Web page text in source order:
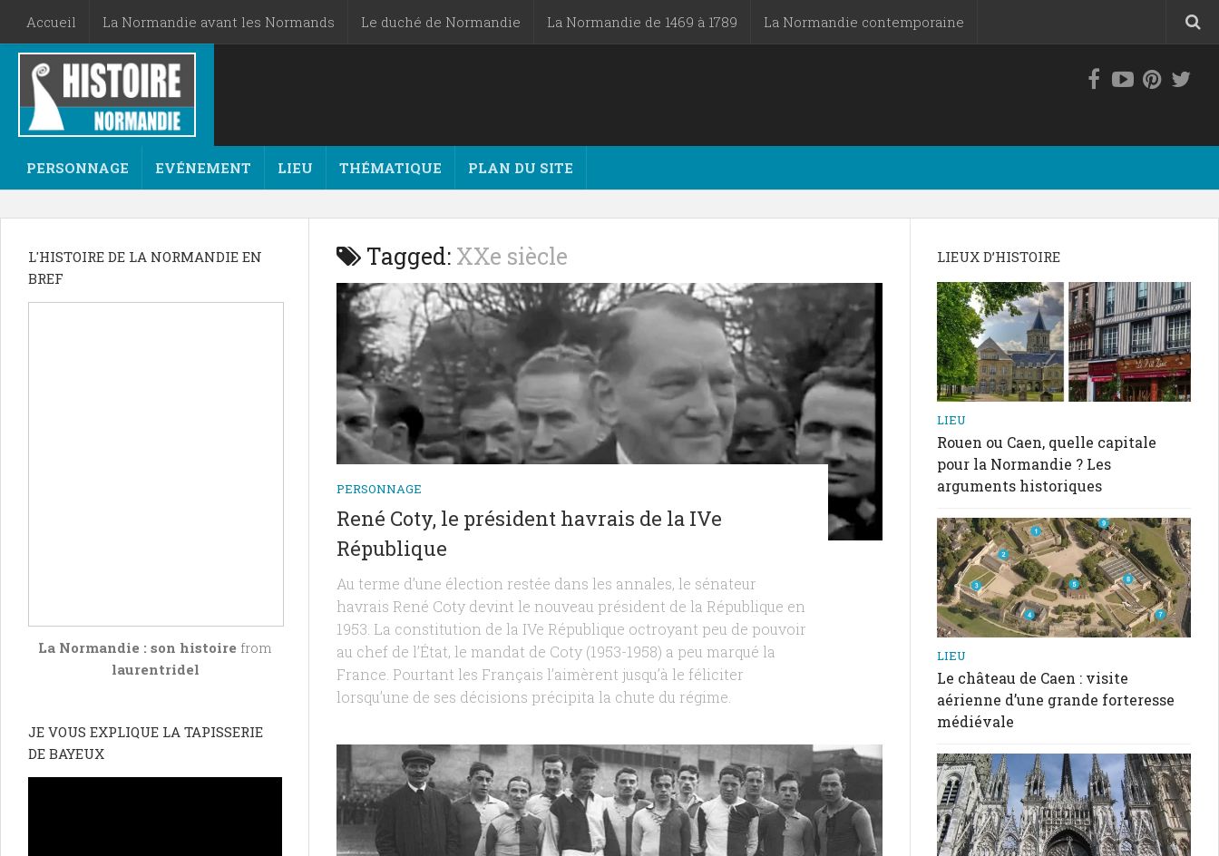
Accueil La Normandie avant les Normands Le duché de Normandie La Normandie de 1469 à 1789 La Normandie contemporaine
PERSONNAGE EVÉNEMENT LIEU THÉMATIQUE PLAN DU SITE
Tagged: XXe siècle
PERSONNAGE
René Coty, le président havrais de la IVe
République
Au terme d’une élection restée dans les annales, le sénateur
havrais René Coty devint le nouveau président de la République en
1953. La constitution de la IVe République octroyant peu de pouvoir
au chef de l’État, le mandat de Coty (1953-1958) a peu marqué la
France. Pourtant les Français l’aimèrent jusqu’à le féliciter
lorsqu’une de ses décisions précipita la chute du régime.
L'HISTOIRE DE LA NORMANDIE EN
BREF
La Normandie : son histoire from
laurentridel
JE VOUS EXPLIQUE LA TAPISSERIE
DE BAYEUX
LIEUX D’HISTOIRE
LIEU
Rouen ou Caen, quelle capitale
pour la Normandie ? Les
arguments historiques
LIEU
Le château de Caen : visite
aérienne d’une grande forteresse
médiévale